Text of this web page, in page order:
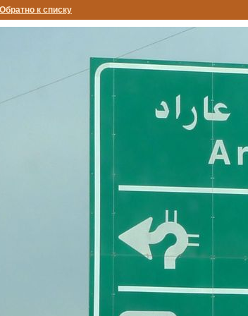
Обратно к списку